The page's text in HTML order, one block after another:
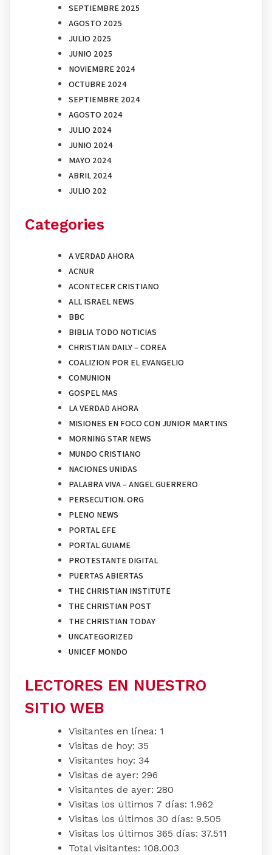
SEPTIEMBRE 2025
AGOSTO 2025
JULIO 2025
JUNIO 2025
NOVIEMBRE 2024
OCTUBRE 2024
SEPTIEMBRE 2024
AGOSTO 2024
JULIO 2024
JUNIO 2024
MAYO 2024
ABRIL 2024
JULIO 202
Categories
A VERDAD AHORA
ACNUR
ACONTECER CRISTIANO
ALL ISRAEL NEWS
BBC
BIBLIA TODO NOTICIAS
CHRISTIAN DAILY – COREA
COALIZION POR EL EVANGELIO
COMUNION
GOSPEL MAS
LA VERDAD AHORA
MISIONES EN FOCO CON JUNIOR MARTINS
MORNING STAR NEWS
MUNDO CRISTIANO
NACIONES UNIDAS
PALABRA VIVA – ANGEL GUERRERO
PERSECUTION. ORG
PLENO NEWS
PORTAL EFE
PORTAL GUIAME
PROTESTANTE DIGITAL
PUERTAS ABIERTAS
THE CHRISTIAN INSTITUTE
THE CHRISTIAN POST
THE CHRISTIAN TODAY
UNCATEGORIZED
UNICEF MONDO
LECTORES EN NUESTRO
SITIO WEB
Visitantes en línea: 1
Visitas de hoy: 35
Visitantes hoy: 34
Visitas de ayer: 296
Visitantes de ayer: 280
Visitas los últimos 7 días: 1.962
Visitas los últimos 30 días: 9.505
Visitas los últimos 365 días: 37.511
Total visitantes: 108.003